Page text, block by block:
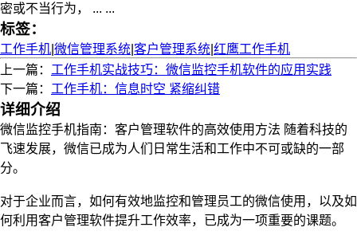
密或不当行为， ... ...
标签：
工作手机 微信管理系统 客户管理系统 红鹰工作手机
上一篇： 工作手机实战技巧：微信监控手机软件的应用实践
下一篇： 工作手机：信息时空 紧缩纠错
详细介绍
微信监控手机指南：客户管理软件的高效使用方法 随着科技的
飞速发展，微信已成为人们日常生活和工作中不可或缺的一部
分。
对于企业而言，如何有效地监控和管理员工的微信使用，以及如
何利用客户管理软件提升工作效率，已成为一项重要的课题。